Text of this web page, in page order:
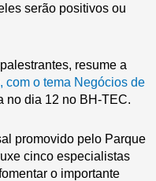
serão positivos ou
resume a
com o tema Negócios de
no dia 12 no BH-TEC.
promovido pelo Parque
cinco especialistas
o importante